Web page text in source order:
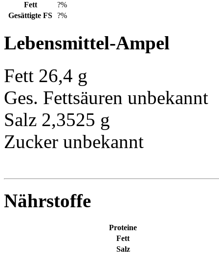
Fett
?%
Gesättigte FS ?%
Lebensmittel-Ampel
Fett 26,4 g
Ges. Fettsäuren unbekannt
Salz 2,3525 g
Zucker unbekannt
Nährstoffe
Proteine
Fett
Salz